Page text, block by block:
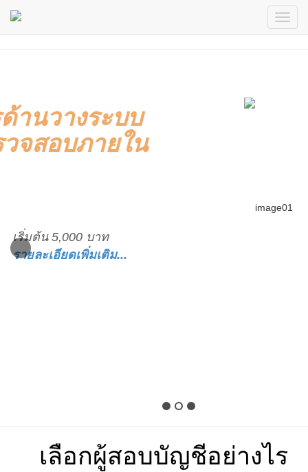
5,000 บาท
เอียดเพิ่มเติม...
เลือกผู้สอบบัญชีอย่างไร